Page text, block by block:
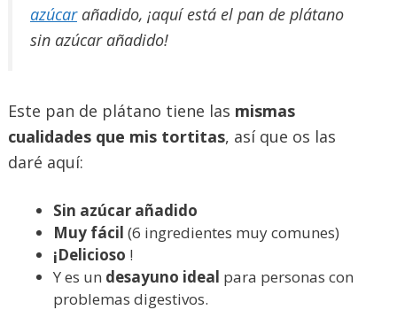
azúcarañadido, ¡aquí está el pan de plátano
sin azúcar añadido!
Este pan de plátano tiene las mismas
cualidades que mis tortitas, así que os las
daré aquí:
Sin azúcar añadido
Muy fácil (6 ingredientes muy comunes)
¡Delicioso !
Y es un desayuno ideal para personas con
problemas digestivos.